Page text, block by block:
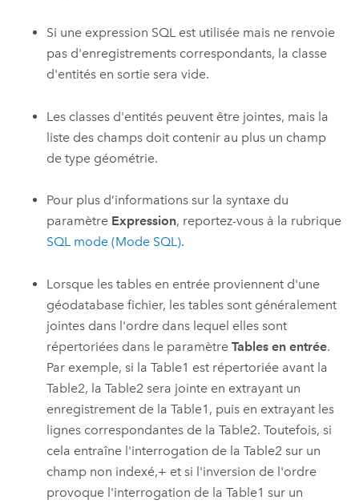
Si une expression SQL est utilisée mais ne renvoie
pas d'enregistrements correspondants, la classe
d'entités en sortie sera vide.
Les classes d'entités peuvent être jointes, mais la
liste des champs doit contenir au plus un champ
de type géométrie.
Pour plus d’informations sur la syntaxe du
paramètre Expression, reportez-vous à la rubrique
SQL mode (Mode SQL).
Lorsque les tables en entrée proviennent d'une
géodatabase fichier, les tables sont généralement
jointes dans l'ordre dans lequel elles sont
répertoriées dans le paramètreTables en entrée.
Par exemple, si la Table1 est répertoriée avant la
Table2, la Table2 sera jointe en extrayant un
enregistrement de la Table1, puis en extrayant les
lignes correspondantes de la Table2. Toutefois, si
cela entraîne l'interrogation de la Table2 sur un
champ non indexé,+ et si l'inversion de l'ordre
provoque l'interrogation de la Table1 sur un